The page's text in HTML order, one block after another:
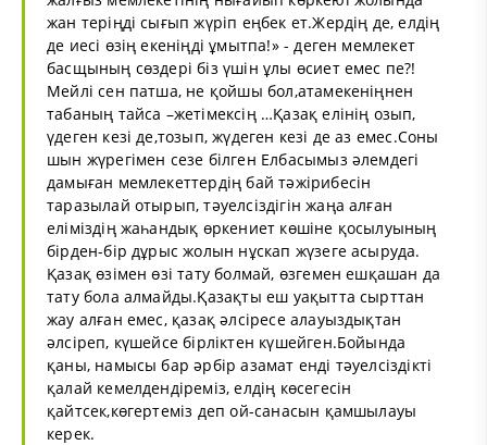
жан теріңді сығып жүріп еңбек ет.Жердің де, елдің
де иесі өзің екеніңді ұмытпа!» - деген мемлекет
басщының сөздері біз үшін ұлы өсиет емес пе?!
Мейлі сен патша, не қойшы бол,атамекеніңнен
табаның тайса –жетімексің …Қазақ елінің озып,
үдеген кезі де,тозып, жүдеген кезі де аз емес.Соны
шын жүрегімен сезе білген Елбасымыз әлемдегі
дамыған мемлекеттердің бай тәжірибесін
таразылай отырып, тәуелсіздігін жаңа алған
еліміздің жаһандық өркениет көшіне қосылуының
бірден-бір дұрыс жолын нұскап жүзеге асыруда.
Қазақ өзімен өзі тату болмай, өзгемен ешқашан да
тату бола алмайды.Қазақты еш уақытта сырттан
жау алған емес, қазақ әлсіресе алауыздықтан
әлсіреп, күшейсе бірліктен күшейген.Бойында
қаны, намысы бар әрбір азамат енді тәуелсіздікті
қалай кемелдендіреміз, елдің көсегесін
қайтсек,көгертеміз деп ой-санасын қамшылауы
керек.